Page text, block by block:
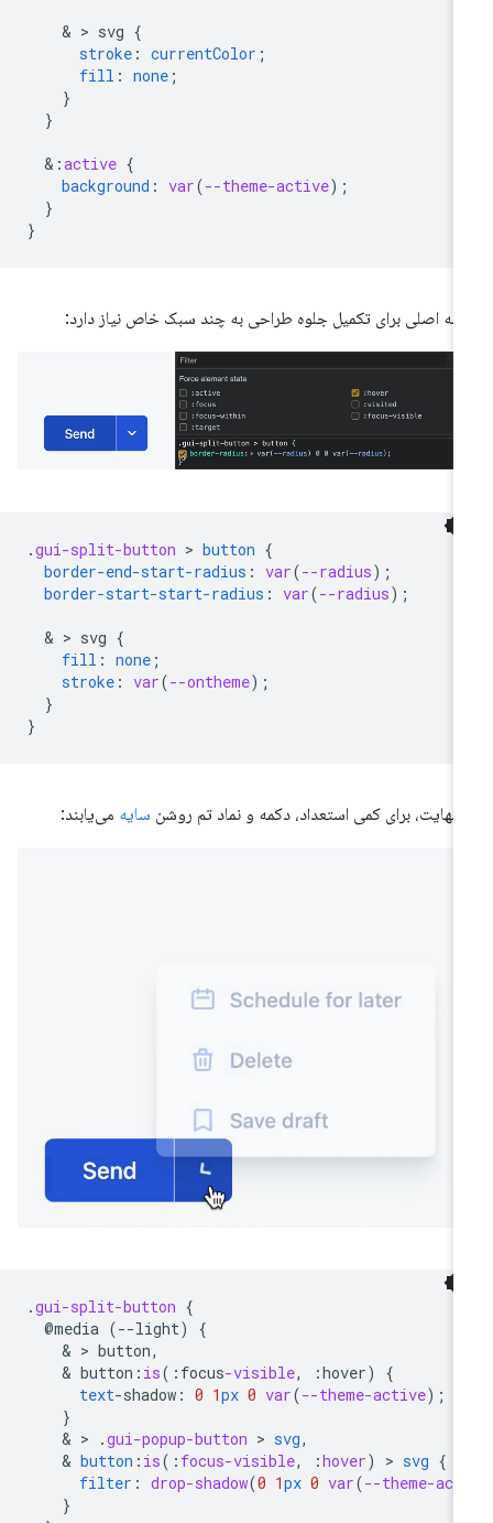
    & >
svg
stroke: currentColor
fill: none
&:active
background: var(--theme-active
اصلی برای تکمیل جلوه طراحی به چند سبک خاص نیاز دارد:
.gui-split-button > button
border-end-start-radius: var(--radius
border-start-start-radius: var(--radius
  & >
svg
fill: none
stroke: var(--ontheme
نهایت، برای کمی استعداد، دکمه و نماد تم روشنسایهمی‌یابند:
.gui-split-button
@media (--light)
    & >
button,
    &
button: is(:focus-visible, :hover
text-shadow 0 px 0 var(--theme-active
    & >
.gui-popup-button > svg
    &
button: is(:focus-visible, :hover > svg
filter: drop-shadow (0 px 0 var(--theme-